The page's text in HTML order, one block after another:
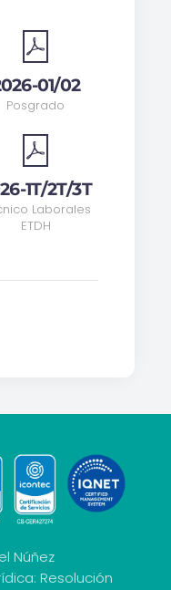
01/02
Posgrado
1T/2T/3T
Laborales
ETDH
Núñez
Resolución